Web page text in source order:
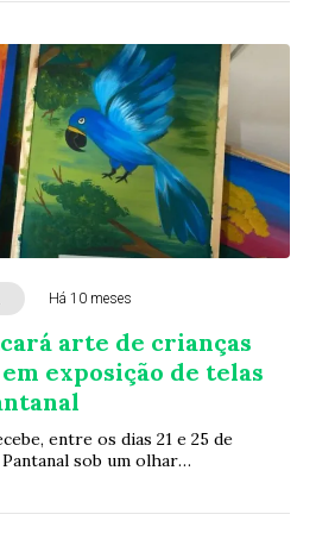
Há 10 meses
arte de crianças
exposição de telas
entre os dias 21 e 25 de
sob um olhar